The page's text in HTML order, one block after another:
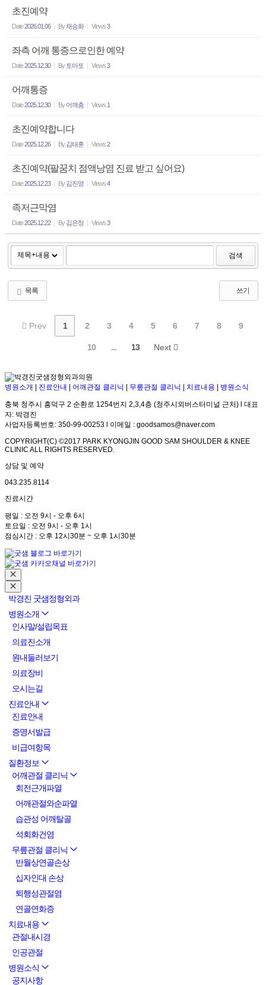
초진예약
Date2026.01.06 By채송화 Views3
좌측 어깨 통증으로인한 예약
Date2025.12.30 By 토마토 Views3
어깨통증
Date2025.12.30 By 어깨춤 Views 1
초진예약합니다
Date2025.12.26 By 김태훈 Views2
초진예약(팔꿈치 점액낭염 진료 받고 싶어요)
Date2025.12.23 By 김진영 Views4
족저근막염
Date2025.12.22 By 김은정 Views3
검색
목록 쓰기
Prev 1 2 3 4 5 6 7 8 9
10 ... 13 Next
병원소개 진료안내 어깨관절 클리닉 무릎관절 클리닉 치료내용 병원소식
충북 청주시 흥덕구 2 순환로 1254번지 2,3,4층 (청주시외버스터미널 근처) l 대표
자: 박경진
사업자등록번호: 350-99-00253 l 이메일 : goodsamos@naver.com
COPYRIGHT(C) ©2017 PARK KYONGJIN GOOD SAM SHOULDER & KNEE
CLINIC ALL RIGHTS RESERVED.
상담 및 예약
043.235.8114
진료시간
평일 : 오전 9시 - 오후 6시
토요일 : 오전 9시 - 오후 1시
점심시간 : 오후 12시30분 ~ 오후 1시30분
박경진 굿샘정형외과
병원소개
인사말/설립목표
의료진소개
원내둘러보기
의료장비
오시는길
진료안내
진료안내
증명서발급
비급여항목
질환정보
어깨관절 클리닉
회전근개파열
어깨관절와순파열
습관성 어깨탈골
석회화건염
무릎관절 클리닉
반월상연골손상
십자인대 손상
퇴행성관절염
연골연화증
치료내용
관절내시경
인공관절
병원소식
공지사항